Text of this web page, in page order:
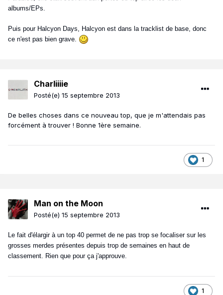
albums/EPs.
Puis pour Halcyon Days, Halcyon est dans la tracklist de base, donc
ce n'est pas bien grave.
Charliiiie
Posté(e) 15 septembre 2013
De belles choses dans ce nouveau top, que je m'attendais pas
forcément à trouver ! Bonne 1ère semaine.
1
Man on the Moon
Posté(e) 15 septembre 2013
Le fait d'élargir à un top 40 permet de ne pas trop se focaliser sur les
grosses merdes présentes depuis trop de semaines en haut de
classement. Rien que pour ça j'approuve.
1